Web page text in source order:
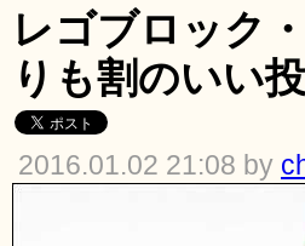
レゴブロック
りも割のいい
2016.01.02 21:08 by